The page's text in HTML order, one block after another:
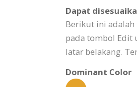
Dapat
Berikut ini adalah
pada tombol Edit
latar belakang.
Dominant Color